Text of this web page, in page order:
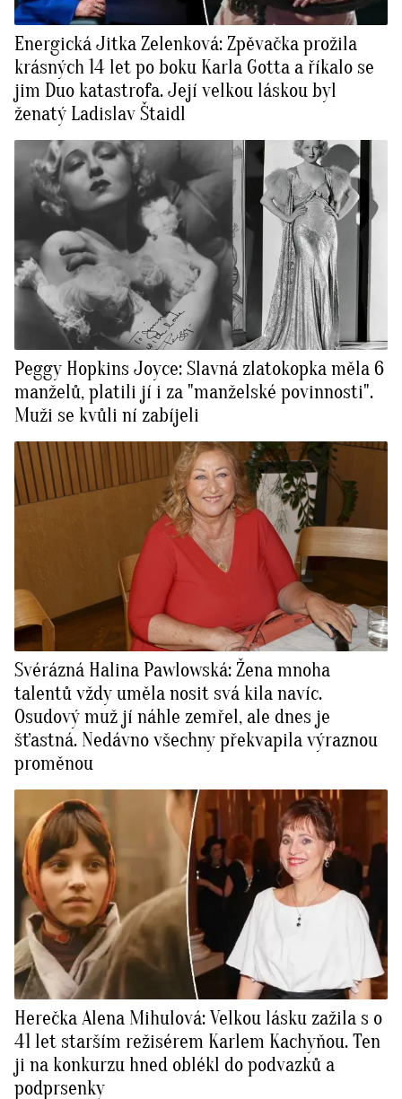
Energická Jitka Zelenková: Zpěvačka prožila
krásných 14 let po boku Karla Gotta a říkalo se
jim Duo katastrofa. Její velkou láskou byl
ženatý Ladislav Štaidl
Peggy Hopkins Joyce: Slavná zlatokopka měla 6
manželů, platili jí i za "manželské povinnosti".
Muži se kvůli ní zabíjeli
Svérázná Halina Pawlowská: Žena mnoha
talentů vždy uměla nosit svá kila navíc.
Osudový muž jí náhle zemřel, ale dnes je
šťastná. Nedávno všechny překvapila výraznou
proměnou
Herečka Alena Mihulová: Velkou lásku zažila s o
41 let starším režisérem Karlem Kachyňou. Ten
ji na konkurzu hned oblékl do podvazků a
podprsenky